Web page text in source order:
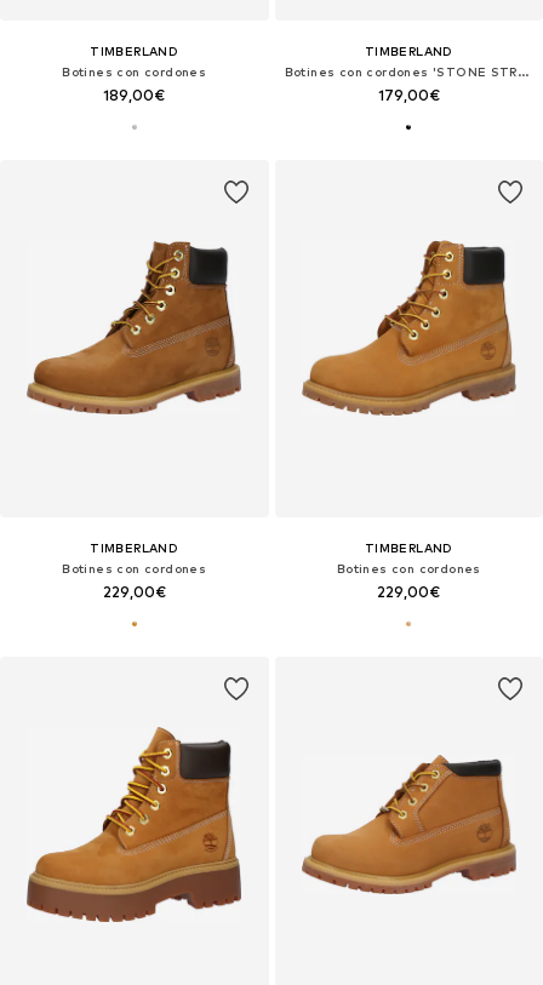
TIMBERLAND
Botines con cordones
189,00€
TIMBERLAND
Botines con cordones 'STONE STREET'
179,00€
TIMBERLAND
Botines con cordones
229,00€
TIMBERLAND
Botines con cordones
229,00€